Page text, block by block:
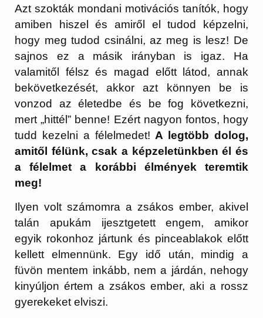
Azt szokták mondani motivációs tanítók, hogy
amiben hiszel és amiről el tudod képzelni,
hogy meg tudod csinálni, az meg is lesz! De
sajnos ez a másik irányban is igaz. Ha
valamitől félsz és magad előtt látod, annak
bekövetkezését, akkor azt könnyen be is
vonzod az életedbe és be fog következni,
mert „hittél” benne! Ezért nagyon fontos, hogy
tudd kezelni a félelmedet! A legtöbb dolog,
amitől félünk, csak a képzeletünkben él és
a félelmet a korábbi élmények teremtik
meg!
Ilyen volt számomra a zsákos ember, akivel
talán apukám ijesztgetett engem, amikor
egyik rokonhoz jártunk és pinceablakok előtt
kellett elmennünk. Egy idő után, mindig a
füvön mentem inkább, nem a járdán, nehogy
kinyúljon értem a zsákos ember, aki a rossz
gyerekeket elviszi.